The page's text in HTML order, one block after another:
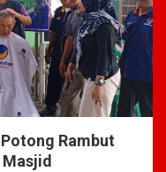
Rambut